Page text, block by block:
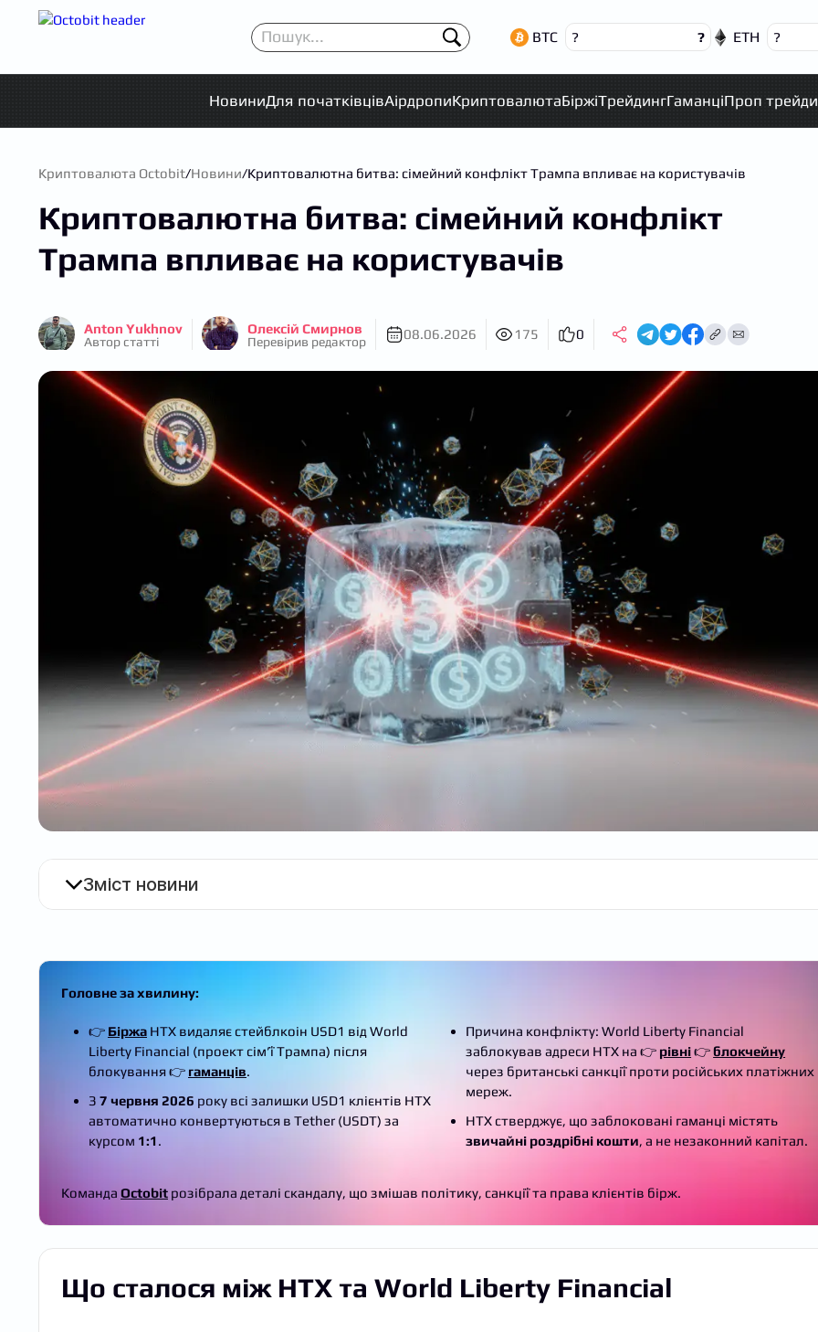
BTC ? ? ETH ?
НовиниДля початківцівАірдропиКриптовалютаБіржіТрейдингГаманціПроп
Криптовалюта Octobit/Новини/Криптовалютна битва: сімейний конфлікт Трампа впливає на користувачів
Криптовалютна битва: сімейний конфлікт
Трампа впливає на користувачів
Anton Yukhnov
Автор статті
Олексій Смирнов
Перевірив редактор 08.06.2026 175 0
Зміст новини
Головне за хвилину:
👉 Біржа HTX видаляє стейблкоін USD1 від World
Liberty Financial (проект сім’ї Трампа) після
блокування 👉 гаманців.
З 7 червня 2026 року всі залишки USD1 клієнтів HTX
автоматично конвертуються в Tether (USDT) за
курсом 1:1.
Причина конфлікту: World Liberty Financial
заблокував адреси HTX на 👉 рівні👉блокчейну
через британські санкції проти російських платіжних
мереж.
HTX стверджує, що заблоковані гаманці містять
звичайні роздрібні кошти, а не незаконний капітал.
Команда Octobit розібрала деталі скандалу, що змішав політику, санкції та права клієнтів бірж.
Що сталося між HTX та World Liberty Financial